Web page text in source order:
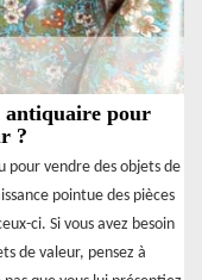
antiquaire pour
?
pour vendre des objets de
pointue des pièces
ci. Si vous avez besoin
de valeur, pensez à